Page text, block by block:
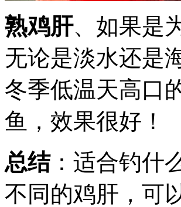
熟鸡肝、如果是
无论是淡水还是
冬季低温天高口
鱼，效果很好！
总结：适合钓什
不同的鸡肝，可